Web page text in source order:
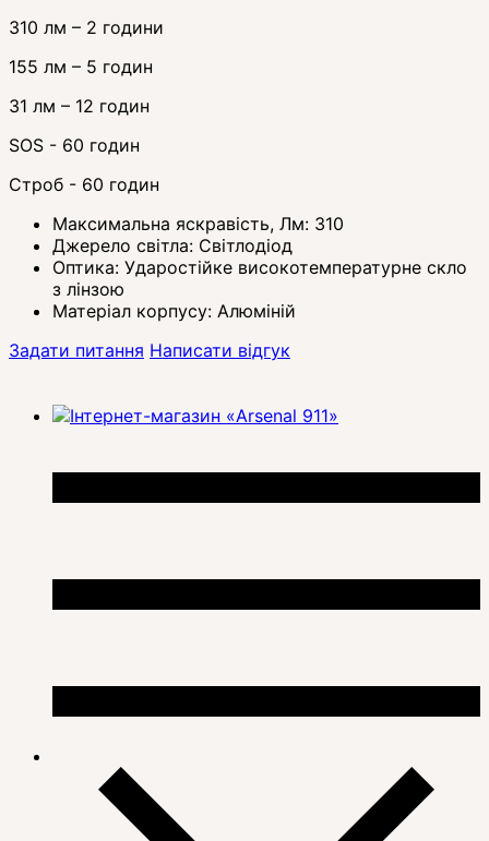
310 лм – 2 години
155 лм – 5 годин
31 лм – 12 годин
SOS - 60 годин
Строб - 60 годин
Максимальна яскравість, Лм: 310
Джерело світла: Світлодіод
Оптика: Ударостійке високотемпературне скло
з лінзою
Матеріал корпусу: Алюміній
Задати питання Написати відгук